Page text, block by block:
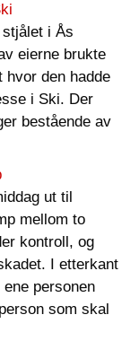
i Ås
eierne brukte
den hadde
i Ski. Der
bestående av
ut til
mellom to
kontroll, og
I etterkant
personen
som skal